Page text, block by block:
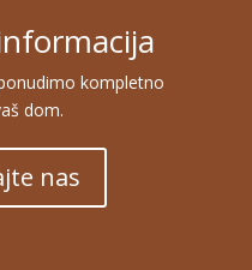
kompletno
dom.
nas